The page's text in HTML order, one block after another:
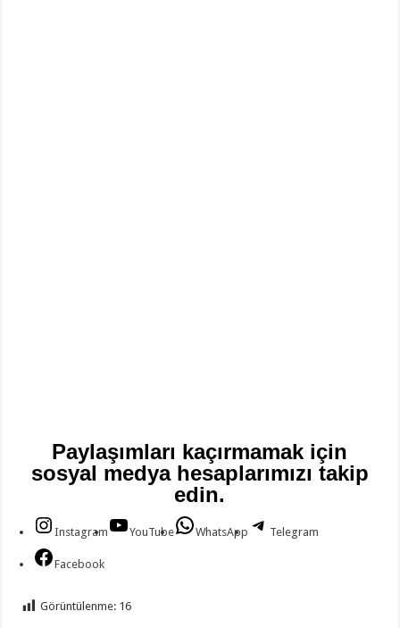
Paylaşımları kaçırmamak için
sosyal medya hesaplarımızı takip
edin.
Instagram YouTube WhatsApp Telegram
Facebook
Görüntülenme: 16